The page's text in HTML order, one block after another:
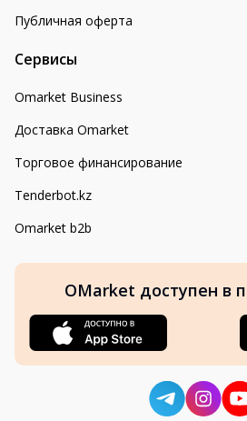
Публичная оферта
Сервисы
Omarket Business
Доставка Omarket
Торговое финансирование
Tenderbot.kz
Omarket b2b
OMarket доступен в